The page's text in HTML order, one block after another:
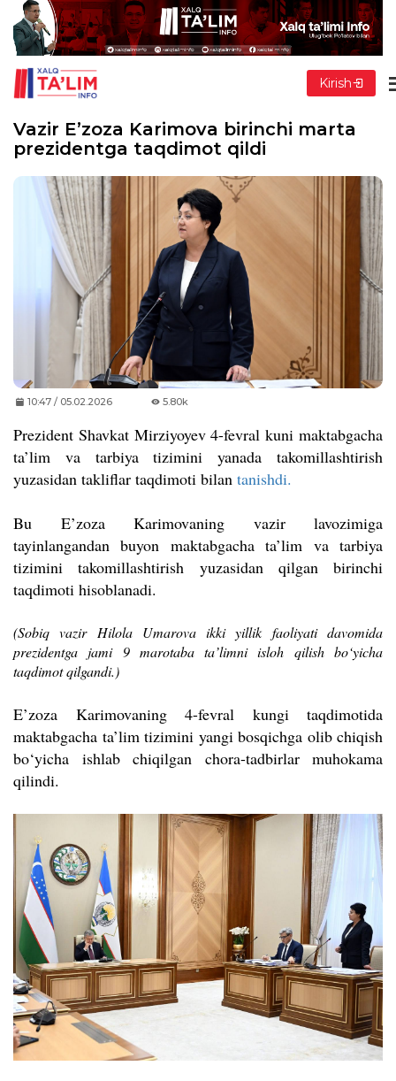
Kirish
Vazir E’zoza Karimova birinchi marta
prezidentga taqdimot qildi
10:47 / 05.02.2026 5.80k
Prezident Shavkat Mirziyoyev 4-fevral kuni maktabgacha
ta’lim va tarbiya tizimini yanada takomillashtirish
yuzasidan takliflar taqdimoti bilan tanishdi.
Bu E’zoza Karimovaning vazir lavozimiga
tayinlangandan buyon maktabgacha ta’lim va tarbiya
tizimini takomillashtirish yuzasidan qilgan birinchi
taqdimoti hisoblanadi.
(Sobiq vazir Hilola Umarova ikki yillik faoliyati davomida
prezidentga jami 9 marotaba ta’limni isloh qilish bo‘yicha
taqdimot qilgandi.)
E’zoza Karimovaning 4-fevral kungi taqdimotida
maktabgacha ta’lim tizimini yangi bosqichga olib chiqish
bo‘yicha ishlab chiqilgan chora-tadbirlar muhokama
qilindi.